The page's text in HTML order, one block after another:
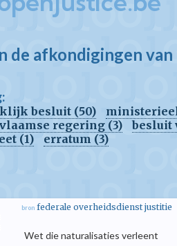
de afkondigingen van
besluit (50)
regering (3)
besluit
(1)
erratum (3)
bron federale overheidsdienst justitie
Wet die naturalisaties verleent